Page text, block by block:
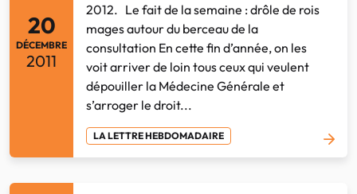
20
DÉCEMBRE
2011
2012. Le fait de la semaine : drôle de rois
mages autour du berceau de la
consultation En cette fin d’année, on les
voit arriver de loin tous ceux qui veulent
dépouiller la Médecine Générale et
s’arroger le droit...
LA LETTRE HEBDOMADAIRE